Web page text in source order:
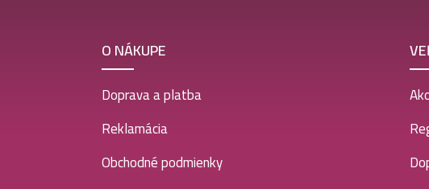
O NÁKUPE
Doprava a platba
Reklamácia
Obchodné podmienky